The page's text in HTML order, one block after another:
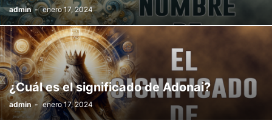
admin - enero 17, 2024
¿Cuál es el significado de Adonai?
admin - enero 17, 2024